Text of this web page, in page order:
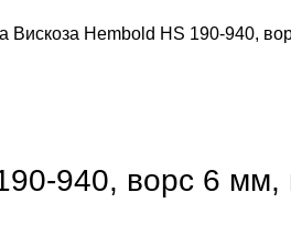
Вискоза Hembold HS 190-940,
940, ворс 6 мм,